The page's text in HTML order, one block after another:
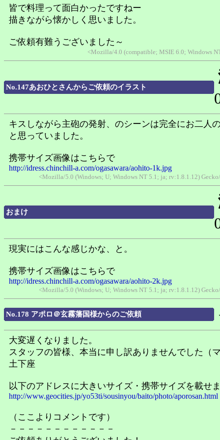
皆で料理って面白かったですねー
描きながら懐かしく思いました。
ご依頼有難うございました～
<Mozilla/4.0 (compatible; MSIE 6.0; Windows
No.147あおひとさんからご依頼のイラスト
キスしながら主砲の発射、のシーンは完全にお二人
と思っていました。
携帯サイズ画像はこちらで
http://idress.chinchill-a.com/ogasawara/aohito-1k.jpg
<Mozilla/5.0 (Windows; U; Windows NT 5.1; ja; rv:1.8.1.12)
おまけ
現実にはこんな感じかな、と。
携帯サイズ画像はこちらで
http://idress.chinchill-a.com/ogasawara/aohito-2k.jpg
<Mozilla/5.0 (Windows; U; Windows NT 5.1; ja; rv:1.8.1.12)
No.178 アポロ＠玄霧藩国様からのご依頼
大変遅くなりました。
スタッフの皆様、本当に申し訳ありませんでした（
土下座
以下のアドレスに大きいサイズ・携帯サイズを載せ
http://www.geocities.jp/yo53ti/sousinyou/baito/photo/aporosan.html
（ここよりコメントです）
－－－－－－－－－－－－